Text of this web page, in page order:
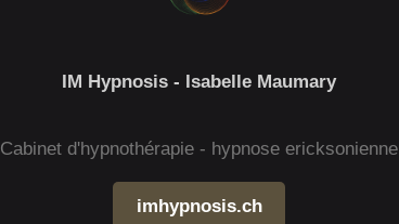
IM Hypnosis - Isabelle Maumary
Cabinet d'hypnothérapie - hypnose ericksonienne
imhypnosis.ch